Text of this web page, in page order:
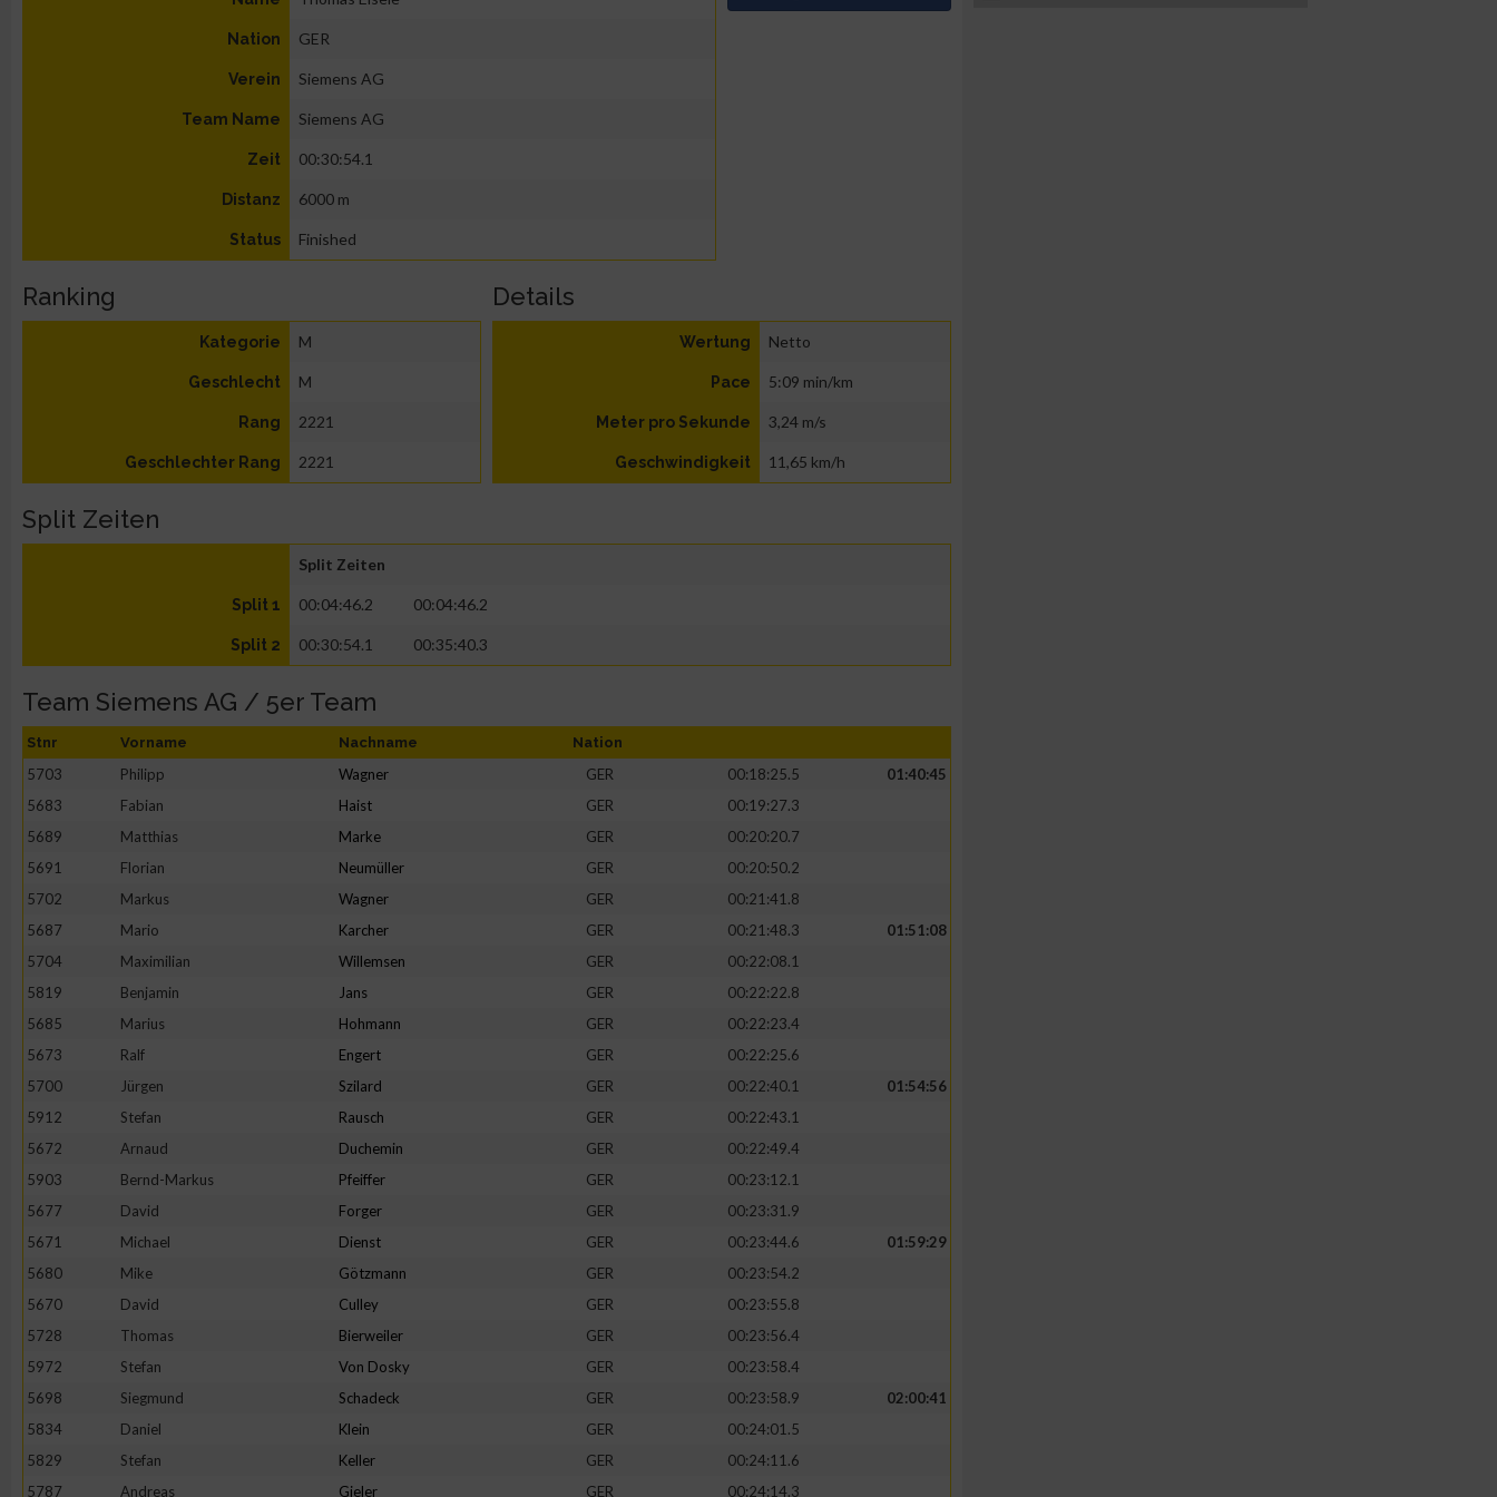
Nation GER
Verein Siemens AG
Team Name Siemens AG
Zeit 00:30:54.1
Distanz 6000 m
Status Finished
Ranking
Kategorie M
Geschlecht M
Rang 2221
Geschlechter Rang 2221
Details
Wertung Netto
Pace 5:09 min/km
Meter pro Sekunde 3,24 m/s
Geschwindigkeit 11,65 km/h
Split Zeiten
Split Zeiten
Split 1 00:04:46.2 00:04:46.2
Split 2 00:30:54.1 00:35:40.3
Team Siemens AG / 5er Team
Stnr Vorname Nachname Nation
5703 Philipp Wagner GER 00:18:25.5
01:40:45
5683
Fabian Haist GER
00:19:27.3
5689
Matthias Marke GER
00:20:20.7
5691
Florian Neumüller GER
00:20:50.2
5702
Markus Wagner GER
00:21:41.8
5687
Mario Karcher GER 00:21:48.3
01:51:08
5704
Maximilian Willemsen GER
00:22:08.1
5819
Benjamin Jans GER
00:22:22.8
5685
Marius Hohmann GER
00:22:23.4
5673
Ralf Engert GER
00:22:25.6
5700
Jürgen Szilard GER 00:22:40.1
01:54:56
5912
Stefan Rausch GER
00:22:43.1
5672
Arnaud Duchemin GER
00:22:49.4
5903
Bernd-Markus Pfeiffer GER
00:23:12.1
5677
David Forger GER
00:23:31.9
5671
Michael Dienst GER 00:23:44.6
01:59:29
5680
Mike Götzmann GER
00:23:54.2
5670
David Culley GER
00:23:55.8
5728
Thomas Bierweiler GER
00:23:56.4
5972
Stefan Von Dosky GER
00:23:58.4
5698
Siegmund Schadeck GER 00:23:58.9
02:00:41
5834
Daniel Klein GER
00:24:01.5
5829
Stefan Keller GER
00:24:11.6
5787
Andreas Gieler GER
00:24:14.3